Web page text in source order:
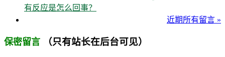
有反应是怎么回事？
近期所有留言 »
保密留言 （只有站长在后台可见）